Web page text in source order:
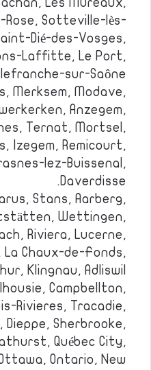
Les Mureaux,
Rose, Sotteville-lès-
Dié-des-Vosges,
Laffitte, Le Port,
sur-Saône.
Merksem, Modave,
Anzegem,
Ternat, Mortsel,
Izegem, Remicourt,
lez-Buissenal,
Daverdisse.
Stans, Aarberg,
Wettingen,
Riviera, Lucerne,
La Chaux-de-Fonds,
Klingnau, Adliswil.
Campbellton,
Rivieres, Tracadie,
Sherbrooke,
Québec City,
Ontario, New